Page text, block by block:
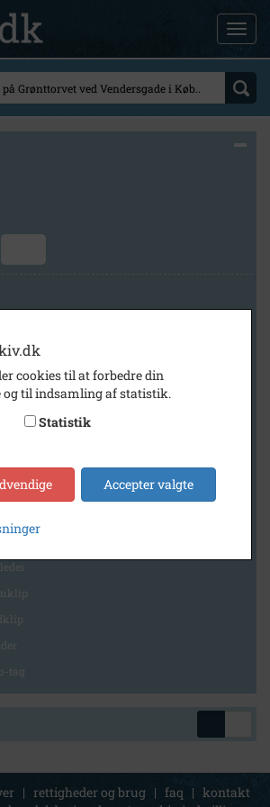
Lokalarkiv
tag
| rettigheder og brug | faq | kontakt
cookies til at forbedre din
og til indsamling af statistik.
Statistik
Accepter valgte